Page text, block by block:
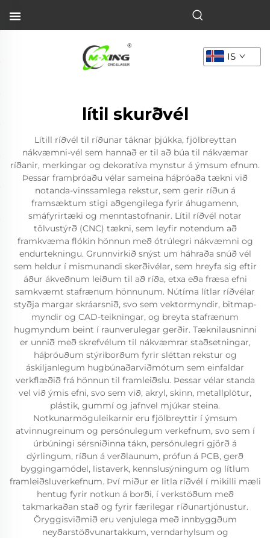
IS
lítil skurðvél
Lítill ríðvél til ríðunar táknar þjúkka, fjölbreyttan
nákvæmni-vél sem hannað er til að búa til nákvæmar
ríðanir, merkingar og dekoratíva mynstur á ýmsum efnum.
Þessar framþróaðu vélar sameina háþróaða tækni við
notanda-vinssamlega rekstur, sem gerir ríðun á
framsæktum stigi aðgengilega fyrir áhugamenn,
smáfyrirtæki og menntastofnanir. Lítil ríðvél notar
tölvustýrð (CNC) tækni, sem leyfir notendum að
framkvæma flókin hönnun með ótrúlegri nákvæmni og
endurtekningu. Grunnvirkið snýst um háhraða snúð vél
sem heldur í mismunandi skerðivélar, sem hreyfa sig eftir
áður ákveðnum leiðum til að ríða, etxa eða fræsa efni
samkvæmt stafrænum hönnunum. Nútíma lítlar ríðvélar
styðja margar skráarsnið, svo sem vektormyndir, bitmap-
myndir og CAD-teikningar, og breyta stafrænum
hugmyndum beint í raunverulegar gerðir. Tæknilausninni
er unnið með skrefvélum til nákvæmrar staðsetningar,
háþróuðum stýriborðum fyrir sléttan rekstur og
áskiljanlegum hugbúnaðarviðmótum sem einfaldar
verkflæðið frá hönnun til framleiðslu. Þessar vélar standa
vel við ýmis efni, svo sem við, akryl, skinn, metallplötur,
plástik, gummí og jafnvel mjúkar steina.
Notkunarmöguleikarnir eru fjölbreyttir í ýmsum
atvinnugreinum og persónulegum verkefnum, svo sem í
úrbúningi sérsniðinna tákn, persónulegri gjörð á
dýrlingum, ríðun á verðlaunum, prófun á PCB, gerð
byggingamódel, listaverk, kennslusýningum og lítlum
framleiðsluverkefnum. Því miður er litla ríðvél í mikilli mæli
hentug fyrir notkun á borði, í verkstöðum með
takmarkaðan stað og fyrir færilegar ríðunartjónustur.
Öryggisviðmið eru venjulega með innbyggðum
neyðarstöðvunartakkum, verndarhylsum og